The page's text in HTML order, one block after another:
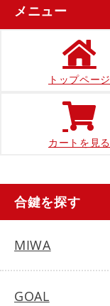
メニュー
トップページ
カートを見る
合鍵を探す
MIWA
GOAL